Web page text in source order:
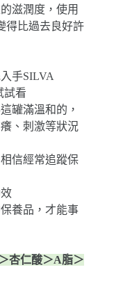
滋潤度，使用
得比過去良好許
手SILVA
試看
罐滿溫和的，
、刺激等狀況
信經常追蹤保
養品，才能事
杏仁酸＞A脂＞